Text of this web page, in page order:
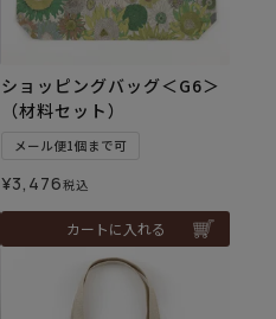
ショッピングバッグ＜G6＞
（材料セット）
メール便1個まで可
¥3,476税込
カートに入れる